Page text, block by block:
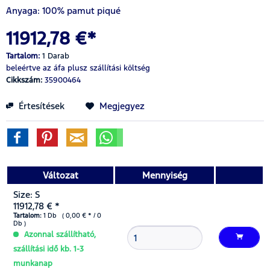
Anyaga: 100% pamut piqué
11912,78 €*
Tartalom: 1 Darab
beleértve az áfa plusz szállítási költség
Cikkszám: 35900464
Értesítések Megjegyez
Változat
Mennyiség
Size: S
11912,78 € *
Tartalom: 1 Db ( 0,00 € * / 0
Db )
Azonnal szállítható,
szállítási idő kb. 1-3
munkanap